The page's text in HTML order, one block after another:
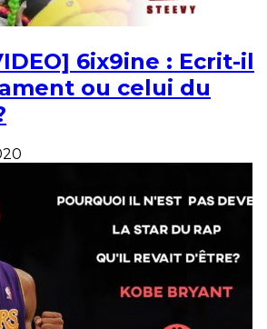
6ix9ine : Ecrit-il
ou celui du